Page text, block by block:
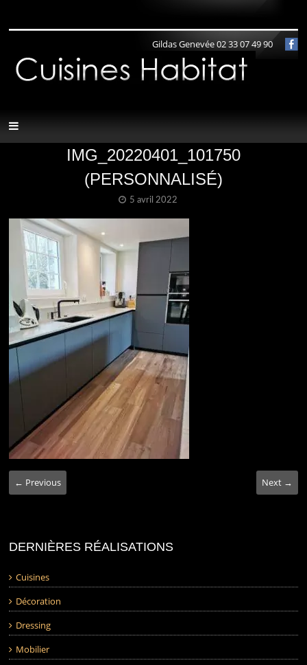
Gildas Genevée 02 33 07 49 90
IMG_20220401_101750
(PERSONNALISÉ)
5 avril 2022
← Previous Next →
DERNIÈRES RÉALISATIONS
Cuisines
Décoration
Dressing
Mobilier